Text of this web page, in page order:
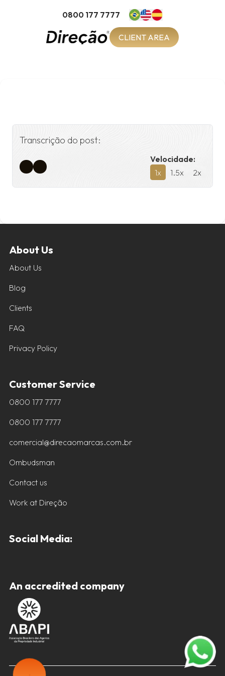
0800 177 7777
CLIENT AREA
Transcrição do post:
Velocidade:
1x 1.5x 2x
About Us
About Us
Blog
Clients
FAQ
Privacy Policy
Customer Service
0800 177 7777
0800 177 7777
comercial@direcaomarcas.com.br
Ombudsman
Contact us
Work at Direção
Social Media:
An accredited company